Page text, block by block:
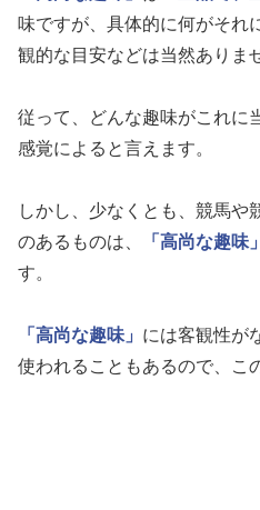
味ですが、具体的に何がそれ
観的な目安などは当然ありま
従って、どんな趣味がこれに
感覚によると言えます。
しかし、少なくとも、競馬や
のあるものは、
「高尚な趣味」
す。
「高尚な趣味」 には客観性が
使われることもあるので、こ